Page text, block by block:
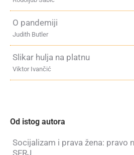
O pandemiji
Judith Butler
Slikar hulja na platnu
Viktor Ivančić
Od istog autora
Socijalizam i prava žena: pravo
SFRJ